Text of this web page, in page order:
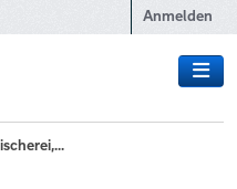
Anmelden